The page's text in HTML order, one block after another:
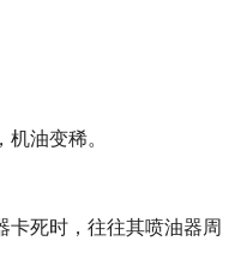
油变稀。
卡死时，往往其喷油器周